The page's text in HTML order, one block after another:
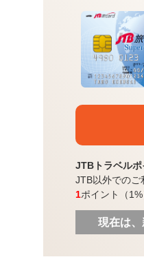
JTBトラベル
JTB以外でのご
1ポイント（1%
現在は